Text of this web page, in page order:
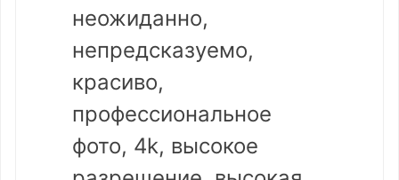
неожиданно,
непредсказуемо,
красиво,
профессиональное
фото, 4k, высокое